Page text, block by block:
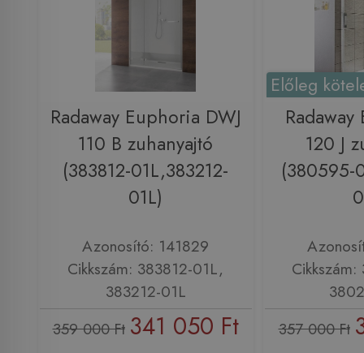
Radaway Euphoria DWJ
110 B zuhanyajtó
(383812-01L,383212-
01L)
Azonosító: 141829
Cikkszám: 383812-01L,
383212-01L
359 000 Ft 341 050 Ft
Előleg
Radaway
120 J
(380595-
357 000 Ft